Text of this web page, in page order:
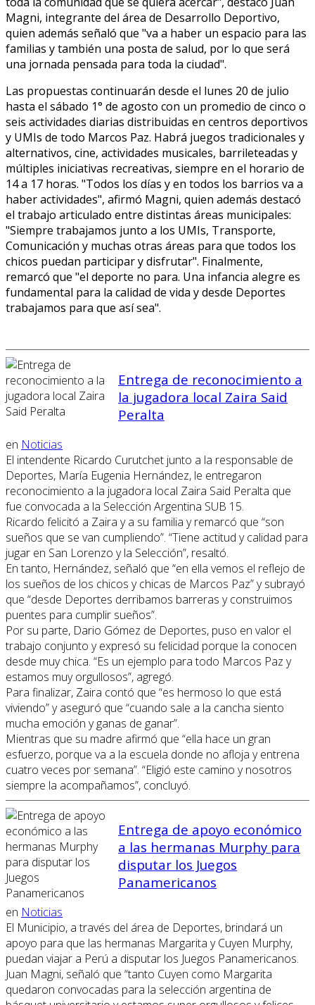
Magni, integrante del área de Desarrollo Deportivo,
quien además señaló que "va a haber un espacio para las
familias y también una posta de salud, por lo que será
una jornada pensada para toda la ciudad".
Las propuestas continuarán desde el lunes 20 de julio
hasta el sábado 1° de agosto con un promedio de cinco o
seis actividades diarias distribuidas en centros deportivos
y UMIs de todo Marcos Paz. Habrá juegos tradicionales y
alternativos, cine, actividades musicales, barrileteadas y
múltiples iniciativas recreativas, siempre en el horario de
14 a 17 horas. "Todos los días y en todos los barrios va a
haber actividades", afirmó Magni, quien además destacó
el trabajo articulado entre distintas áreas municipales:
"Siempre trabajamos junto a los UMIs, Transporte,
Comunicación y muchas otras áreas para que todos los
chicos puedan participar y disfrutar". Finalmente,
remarcó que "el deporte no para. Una infancia alegre es
fundamental para la calidad de vida y desde Deportes
trabajamos para que así sea".
Entrega de reconocimiento a
la jugadora local Zaira Said
Peralta
en Noticias
El intendente Ricardo Curutchet junto a la responsable de
Deportes, María Eugenia Hernández, le entregaron
reconocimiento a la jugadora local Zaira Said Peralta que
fue convocada a la Selección Argentina SUB 15.
Ricardo felicitó a Zaira y a su familia y remarcó que “son
sueños que se van cumpliendo”. “Tiene actitud y calidad para
jugar en San Lorenzo y la Selección”, resaltó.
En tanto, Hernández, señaló que “en ella vemos el reflejo de
los sueños de los chicos y chicas de Marcos Paz” y subrayó
que “desde Deportes derribamos barreras y construimos
puentes para cumplir sueños”.
Por su parte, Dario Gómez de Deportes, puso en valor el
trabajo conjunto y expresó su felicidad porque la conocen
desde muy chica. “Es un ejemplo para todo Marcos Paz y
estamos muy orgullosos”, agregó.
Para finalizar, Zaira contó que “es hermoso lo que está
viviendo” y aseguró que “cuando sale a la cancha siento
mucha emoción y ganas de ganar”.
Mientras que su madre afirmó que “ella hace un gran
esfuerzo, porque va a la escuela donde no afloja y entrena
cuatro veces por semana”. “Eligió este camino y nosotros
siempre la acompañamos”, concluyó.
Entrega de apoyo económico
a las hermanas Murphy para
disputar los Juegos
Panamericanos
en Noticias
El Municipio, a través del área de Deportes, brindará un
apoyo para que las hermanas Margarita y Cuyen Murphy,
puedan viajar a Perú a disputar los Juegos Panamericanos.
Juan Magni, señaló que “tanto Cuyen como Margarita
quedaron convocadas para la selección argentina de